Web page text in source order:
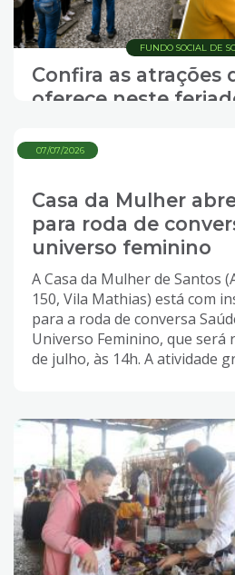
FUNDO SOCIAL DE
Confira as atrações
oferece neste
07/07/2026
Casa da Mulher
para roda de
universo feminino
A Casa da Mulher de Santos
150, Vila Mathias) está com
para a roda de conversa
Universo Feminino, que será
de julho, às 14h. A atividade